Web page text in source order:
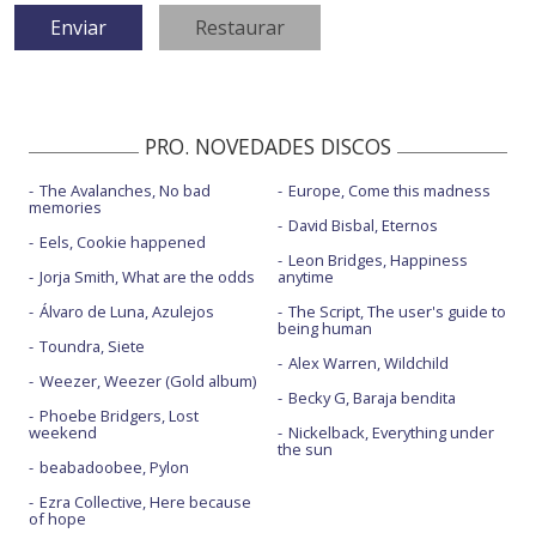
PRO. NOVEDADES DISCOS
The Avalanches, No bad
memories
Eels, Cookie happened
Jorja Smith, What are the odds
Álvaro de Luna, Azulejos
Toundra, Siete
Weezer, Weezer (Gold album)
Phoebe Bridgers, Lost
weekend
beabadoobee, Pylon
Ezra Collective, Here because
of hope
Europe, Come this madness
David Bisbal, Eternos
Leon Bridges, Happiness
anytime
The Script, The user's guide to
being human
Alex Warren, Wildchild
Becky G, Baraja bendita
Nickelback, Everything under
the sun